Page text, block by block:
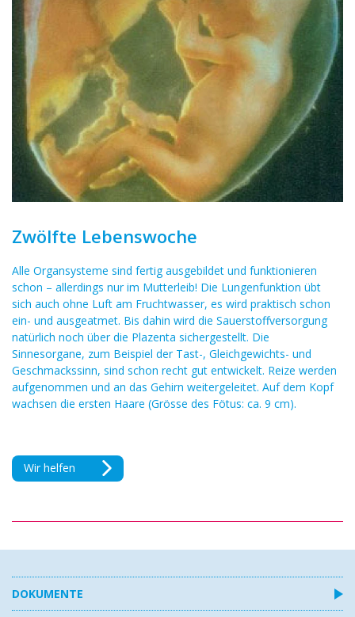
Zwölfte Lebenswoche
Alle Organsysteme sind fertig ausgebildet und funktionieren
schon – allerdings nur im Mutterleib! Die Lungenfunktion übt
sich auch ohne Luft am Fruchtwasser, es wird praktisch schon
ein- und ausgeatmet. Bis dahin wird die Sauerstoffversorgung
natürlich noch über die Plazenta sichergestellt. Die
Sinnesorgane, zum Beispiel der Tast-, Gleichgewichts- und
Geschmackssinn, sind schon recht gut entwickelt. Reize werden
aufgenommen und an das Gehirn weitergeleitet. Auf dem Kopf
wachsen die ersten Haare (Grösse des Fötus: ca. 9 cm).
Wir helfen
DOKUMENTE